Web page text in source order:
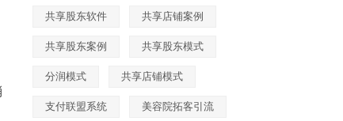
共享股东软件 共享店铺案例
共享股东案例 共享股东模式
分润模式 共享店铺模式
支付联盟系统 美容院拓客引流